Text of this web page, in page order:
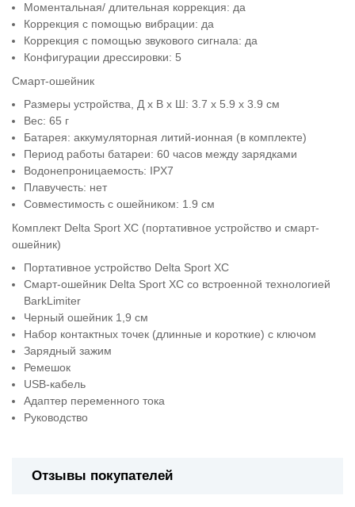
Моментальная/ длительная коррекция: да
Коррекция с помощью вибрации: да
Коррекция с помощью звукового сигнала: да
Конфигурации дрессировки: 5
Смарт-ошейник
Размеры устройства, Д х В х Ш: 3.7 x 5.9 x 3.9 см
Вес: 65 г
Батарея: аккумуляторная литий-ионная (в комплекте)
Период работы батареи: 60 часов между зарядками
Водонепроницаемость: IPX7
Плавучесть: нет
Совместимость с ошейником: 1.9 см
Комплект Delta Sport XC (портативное устройство и смарт-
ошейник)
Портативное устройство Delta Sport XC
Смарт-ошейник Delta Sport XC со встроенной технологией
BarkLimiter
Черный ошейник 1,9 см
Набор контактных точек (длинные и короткие) с ключом
Зарядный зажим
Ремешок
USB-кабель
Адаптер переменного тока
Руководство
Отзывы покупателей